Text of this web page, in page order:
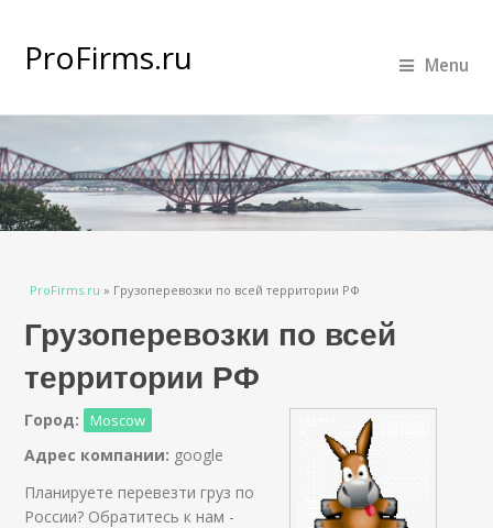
ProFirms.ru Menu
Вы здесь
ProFirms.ru » Грузоперевозки по всей территории РФ
Грузоперевозки по всей
территории РФ
Город: Moscow
Адрес компании: google
Планируете перевезти груз по
России? Обратитесь к нам -